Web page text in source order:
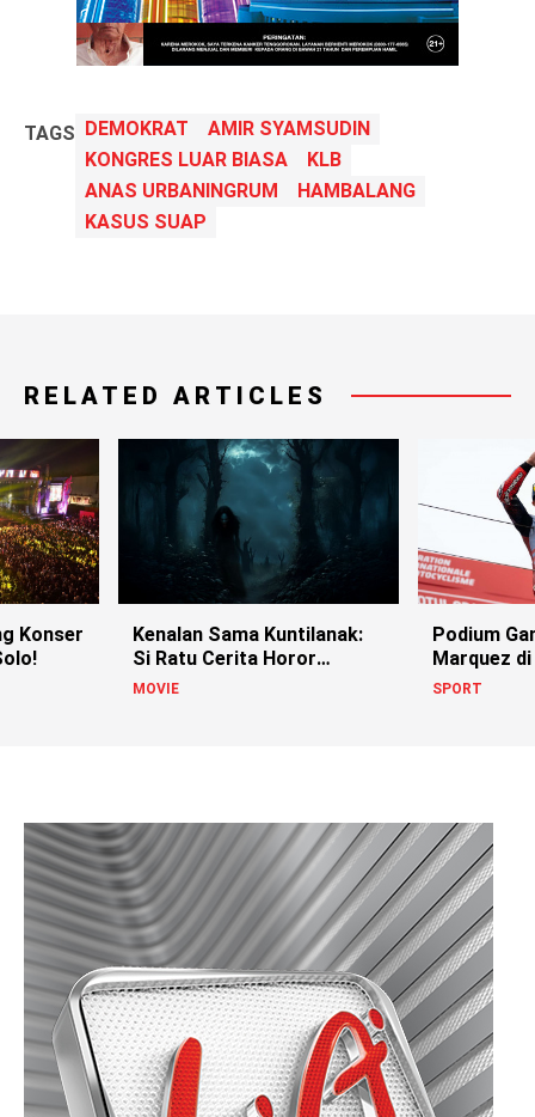
TAGS DEMOKRAT
AMIR SYAMSUDIN
KONGRES LUAR BIASA
KLB
ANAS URBANINGRUM
HAMBALANG
KASUS SUAP
RELATED ARTICLES
Konser
Kenalan Sama Kuntilanak:
Si Ratu Cerita Horor
Indonesia!
MOVIE
Podium
Marquez
SPORT